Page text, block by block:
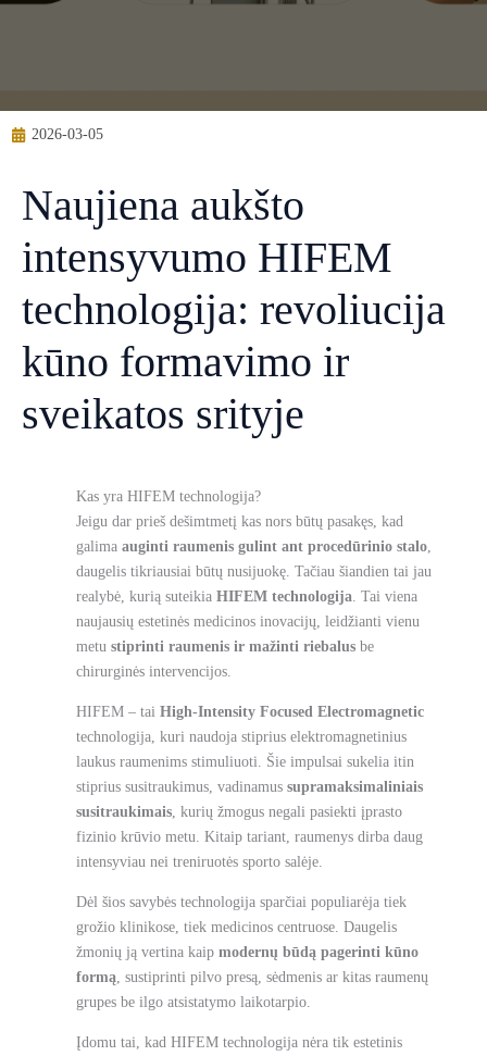
2026-03-05
Naujiena aukšto
intensyvumo HIFEM
technologija: revoliucija
kūno formavimo ir
sveikatos srityje
Kas yra HIFEM technologija?
Jeigu dar prieš dešimtmetį kas nors būtų pasakęs, kad
galima auginti raumenis gulint ant procedūrinio stalo,
daugelis tikriausiai būtų nusijuokę. Tačiau šiandien tai jau
realybė, kurią suteikia HIFEM technologija. Tai viena
naujausių estetinės medicinos inovacijų, leidžianti vienu
metu stiprinti raumenis ir mažinti riebalus be
chirurginės intervencijos.
HIFEM – tai High-Intensity Focused Electromagnetic
technologija, kuri naudoja stiprius elektromagnetinius
laukus raumenims stimuliuoti. Šie impulsai sukelia itin
stiprius susitraukimus, vadinamus supramaksimaliniais
susitraukimais, kurių žmogus negali pasiekti įprasto
fizinio krūvio metu. Kitaip tariant, raumenys dirba daug
intensyviau nei treniruotės sporto salėje.
Dėl šios savybės technologija sparčiai populiarėja tiek
grožio klinikose, tiek medicinos centruose. Daugelis
žmonių ją vertina kaip modernų būdą pagerinti kūno
formą, sustiprinti pilvo presą, sėdmenis ar kitas raumenų
grupes be ilgo atsistatymo laikotarpio.
Įdomu tai, kad HIFEM technologija nėra tik estetinis